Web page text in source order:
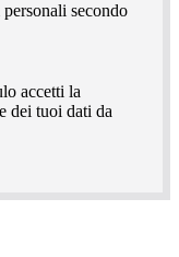
secondo
accetti la
dei tuoi dati da